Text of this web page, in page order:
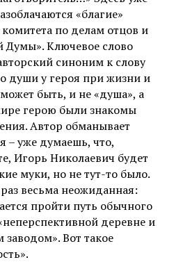
«благие»
по делам отцов и
Думы». Ключевое слово
синоним к слову
души у героя при жизни и
быть, и не «душа», а
герою были знакомы
Автор обманывает
– уже думаешь, что,
Игорь Николаевич будет
муки, но не тут-то было.
весьма неожиданная:
пройти путь обычного
деревне и
Вот такое